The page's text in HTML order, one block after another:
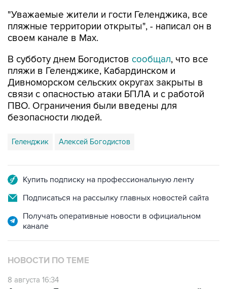
"Уважаемые жители и гости Геленджика, все
пляжные территории открыты", - написал он в
своем канале в Max.
В субботу днем Богодистов сообщал, что все
пляжи в Геленджике, Кабардинском и
Дивноморском сельских округах закрыты в
связи с опасностью атаки БПЛА и с работой
ПВО. Ограничения были введены для
безопасности людей.
Геленджик Алексей Богодистов
Купить подписку на профессиональную ленту
Подписаться на рассылку главных новостей сайта
Получать оперативные новости в официальном
канале
НОВОСТИ ПО ТЕМЕ
8 августа 16:34